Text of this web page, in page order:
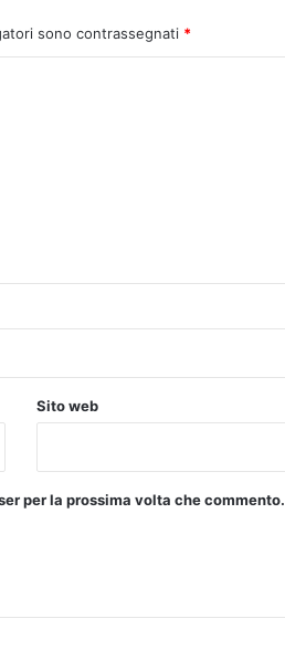
D
A
sono contrassegnati *
Sito web
per la prossima volta che commento.